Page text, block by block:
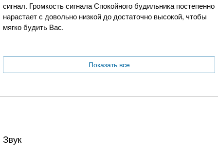
сигнал. Громкость сигнала Спокойного будильника постепенно
нарастает с довольно низкой до достаточно высокой, чтобы
мягко будить Вас.
Показать все
Звук